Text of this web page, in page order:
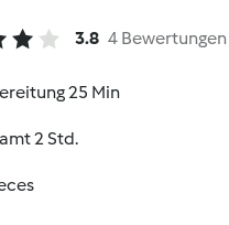
3.8 4 Bewertungen
25 Min
2 Std.